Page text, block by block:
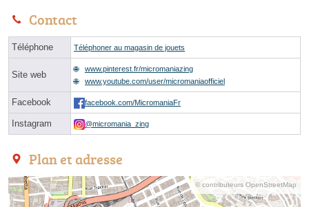
Contact
Téléphone Téléphoner au magasin de jouets
Site web
www.pinterest.fr/micromaniazing
www.youtube.com/user/micromaniaofficiel
Facebook facebook.com/MicromaniaFr
Instagram @micromania_zing
Plan et adresse
© contributeurs OpenStreetMap